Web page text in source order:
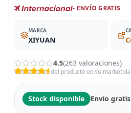
- ENVÍO GRATIS
MARCA
XIYUAN
4.5(263 valoraciones)
Valoraciones del producto en su
Stock disponible Envio